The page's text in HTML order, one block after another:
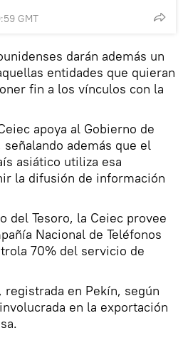
GMT
darán además un
entidades que quieran
fin a los vínculos con la
apoya al Gobierno de
señalando además que el
asiático utiliza esa
la difusión de información
del Tesoro, la Ceiec provee
Nacional de Teléfonos
70% del servicio de
registrada en Pekín, según
en la exportación